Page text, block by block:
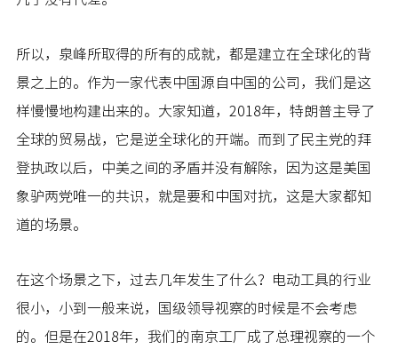
所以，泉峰所取得的所有的成就，都是建立在全球化的背
景之上的。作为一家代表中国源自中国的公司，我们是这
样慢慢地构建出来的。大家知道，2018年，特朗普主导了
全球的贸易战，它是逆全球化的开端。而到了民主党的拜
登执政以后，中美之间的矛盾并没有解除，因为这是美国
象驴两党唯一的共识，就是要和中国对抗，这是大家都知
道的场景。
在这个场景之下，过去几年发生了什么？电动工具的行业
很小，小到一般来说，国级领导视察的时候是不会考虑
的。但是在2018年，我们的南京工厂成了总理视察的一个